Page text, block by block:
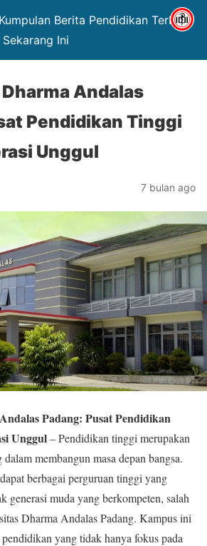
Berita Pendidikan Terbaru
Ini
Andalas
Pendidikan Tinggi
Unggul
7 bulan ago
Padang: Pusat Pendidikan
Unggul– Pendidikan tinggi merupakan
membangun masa depan bangsa.
berbagai perguruan tinggi yang
generasi muda yang berkompeten, salah
Dharma Andalas Padang. Kampus ini
yang tidak hanya fokus pada